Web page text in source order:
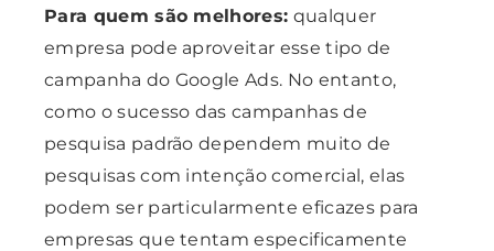
Para quem são melhores: qualquer
empresa pode aproveitar esse tipo de
campanha do Google Ads. No entanto,
como o sucesso das campanhas de
pesquisa padrão dependem muito de
pesquisas com intenção comercial, elas
podem ser particularmente eficazes para
empresas que tentam especificamente